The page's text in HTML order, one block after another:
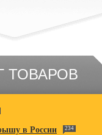
ТОВАРОВ
в России 234